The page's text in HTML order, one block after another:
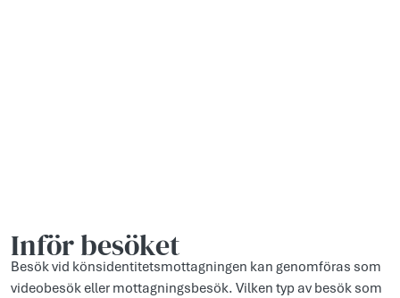
Inför besöket
Besök vid könsidentitetsmottagningen kan genomföras som
videobesök eller mottagningsbesök. Vilken typ av besök som